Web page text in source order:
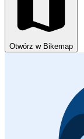
Otwórz w Bikemap